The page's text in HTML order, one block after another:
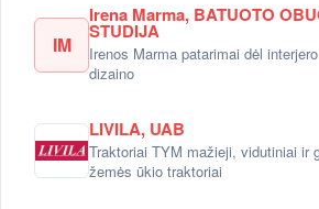
IM
Irena Marma, BATUOTO
STUDIJA
Irenos Marma patarimai dėl interjero
dizaino
LIVILA, UAB
Traktoriai TYM mažieji, vidutiniai ir
žemės ūkio traktoriai